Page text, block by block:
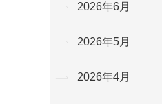
2026年6月
2026年5月
2026年4月